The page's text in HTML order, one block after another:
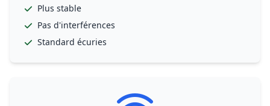
Plus stable
Pas d'interférences
Standard écuries